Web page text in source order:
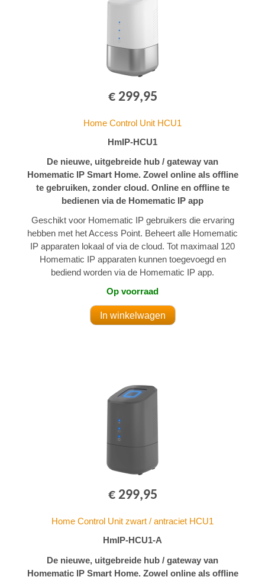
€ 299,95
Home Control Unit HCU1
HmIP-HCU1
De nieuwe, uitgebreide hub / gateway van
Homematic IP Smart Home. Zowel online als offline
te gebruiken, zonder cloud. Online en offline te
bedienen via de Homematic IP app
Geschikt voor Homematic IP gebruikers die ervaring
hebben met het Access Point. Beheert alle Homematic
IP apparaten lokaal of via de cloud. Tot maximaal 120
Homematic IP apparaten kunnen toegevoegd en
bediend worden via de Homematic IP app.
Op voorraad
€ 299,95
Home Control Unit zwart / antraciet HCU1
HmIP-HCU1-A
De nieuwe, uitgebreide hub / gateway van
Homematic IP Smart Home. Zowel online als offline